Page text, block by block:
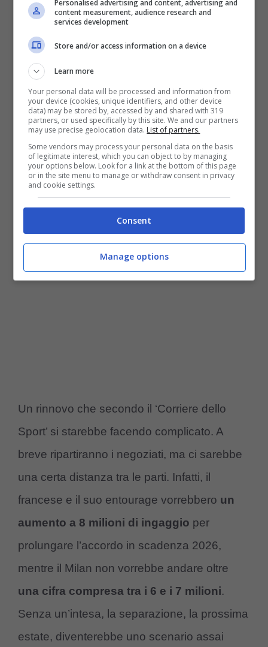
Hernandez si allontana
Theo Hernandez è stato protagonista di
un avvio a scartamento ridotto
la squadra. Soltanto qualche lampo isolato e
il “caso” dell’Olimpico contro la Lazio, con la
famosa scena di lui e Leao da soli nel
cooling break. La società ha sgonfiato anche
questa questione, ma nel frattempo
a parlare del suo rinnovo.
Un rinnovo che secondo il ‘Corriere dello
Sport’ si starebbe facendo complicato. A
breve ripartiranno i negoziati, ma ci sarebbe
una certa distanza tra le parti. Infatti, il
francese e il suo entourage vorrebbero un
aumento a 8 milioni di ingaggio per
prolungare l’accordo in scadenza 2026,
mentre il Milan non vorrebbe andare oltre
una cifra compresa tra i 6 e i 7 milioni.
Senza un’intesa, la separazione, la prossima
estate, diventerebbe uno scenario assai
Personalised advertising and content, advertising and
content measurement, audience research and
services development
Store and/or access information on a device
Learn more
Your personal data will be processed and information from
your device (cookies, unique identifiers, and other device
data) may be stored by, accessed by and shared with 319
partners, or used specifically by this site. We and our partners
may use precise geolocation data. List of partners.
Some vendors may process your personal data on the basis
of legitimate interest, which you can object to by managing
your options below. Look for a link at the bottom of this page
or in the site menu to manage or withdraw consent in privacy
and cookie settings.
Consent
Manage options